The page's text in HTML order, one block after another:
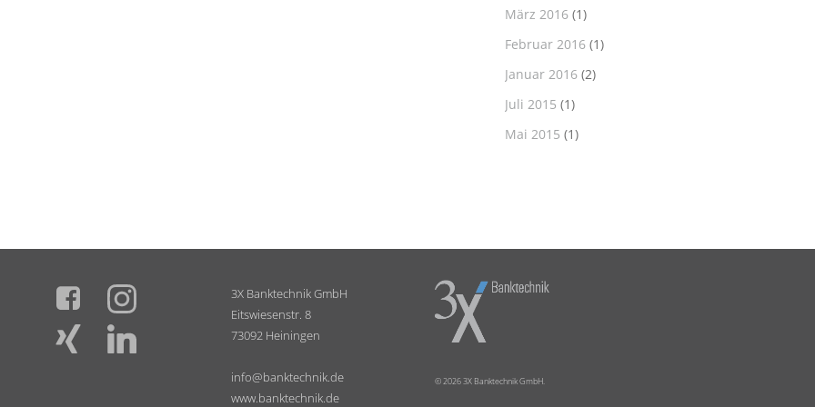
März 2016(1)
Februar 2016(1)
Januar 2016(2)
Juli 2015 (1)
Mai 2015 (1)
3X Banktechnik GmbH
Eitswiesenstr. 8
73092 Heiningen
info@banktechnik.de
www.banktechnik.de
© 2026 3X Banktechnik GmbH.